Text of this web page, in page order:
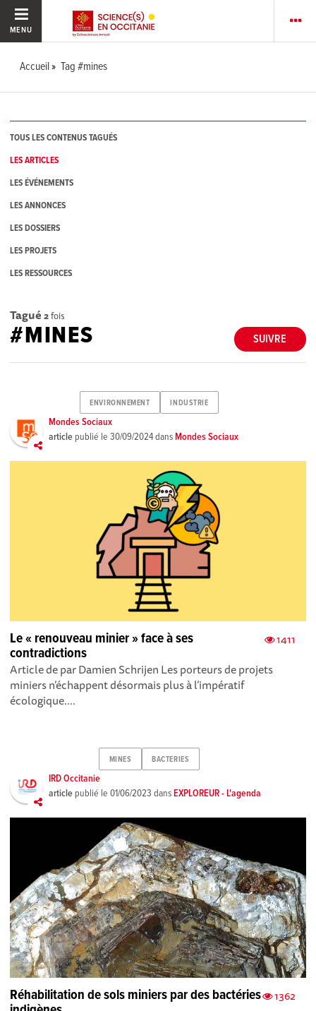
MENU
Accueil Tag #mines
TOUS LES CONTENUS TAGUÉS
LES ARTICLES
LES ÉVÉNEMENTS
LES ANNONCES
LES DOSSIERS
LES PROJETS
LES RESSOURCES
Tagué 2fois
SUIVRE
#MINES
ENVIRONNEMENT INDUSTRIE
Mondes Sociaux
article publié le30/09/2024dansMondes Sociaux
1411
Le « renouveau minier » face à ses
contradictions
Article de par Damien Schrijen Les porteurs de projets
miniers n’échappent désormais plus à l’impératif
écologique....
MINES BACTERIES
IRD Occitanie
article publié le01/06/2023 dansEXPLOREUR - L'agenda
1362
Réhabilitation de sols miniers par des bactéries